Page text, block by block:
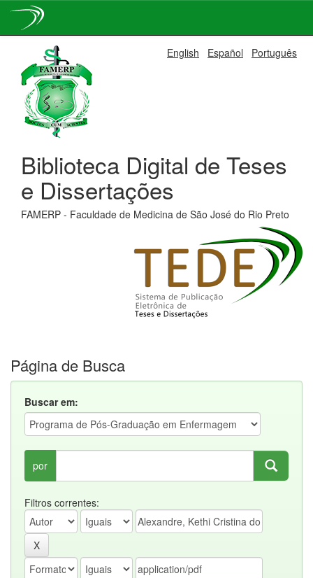
navigation
English Español Português
Biblioteca Digital de Teses
e Dissertações
FAMERP - Faculdade de Medicina de São José do Rio Preto
Página de Busca
Buscar em:
por
Filtros correntes: